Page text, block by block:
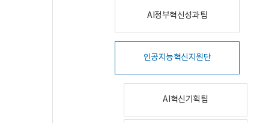
AI정부혁신성과팀
인공지능혁신지원단
AI혁신기획팀